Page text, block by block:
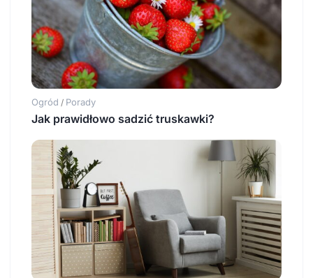
Ogród / Porady
Jak prawidłowo sadzić truskawki?